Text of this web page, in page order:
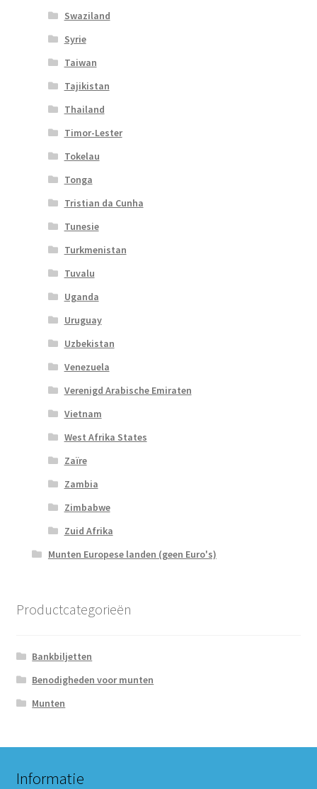
Swaziland
Syrie
Taiwan
Tajikistan
Thailand
Timor-Lester
Tokelau
Tonga
Tristian da Cunha
Tunesie
Turkmenistan
Tuvalu
Uganda
Uruguay
Uzbekistan
Venezuela
Verenigd Arabische Emiraten
Vietnam
West Afrika States
Zaïre
Zambia
Zimbabwe
Zuid Afrika
Munten Europese landen (geen Euro's)
Productcategorieën
Bankbiljetten
Benodigheden voor munten
Munten
Informatie